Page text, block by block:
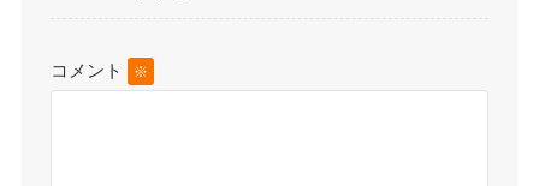
コメント ※